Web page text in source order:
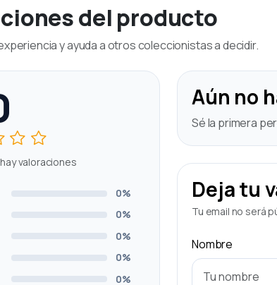
del producto
y ayuda a otros coleccionistas a decidir.
valoraciones
0%
0%
0%
0%
0%
Aún no
Sé la primera
Deja tu
Tu email no será
Nombre